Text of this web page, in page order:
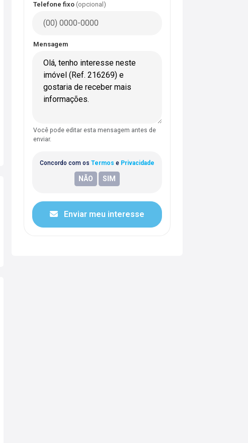
Telefone fixo (opcional)
Mensagem
Você pode editar esta mensagem antes de
enviar.
Concordo com os Termos e Privacidade
Enviar meu interesse